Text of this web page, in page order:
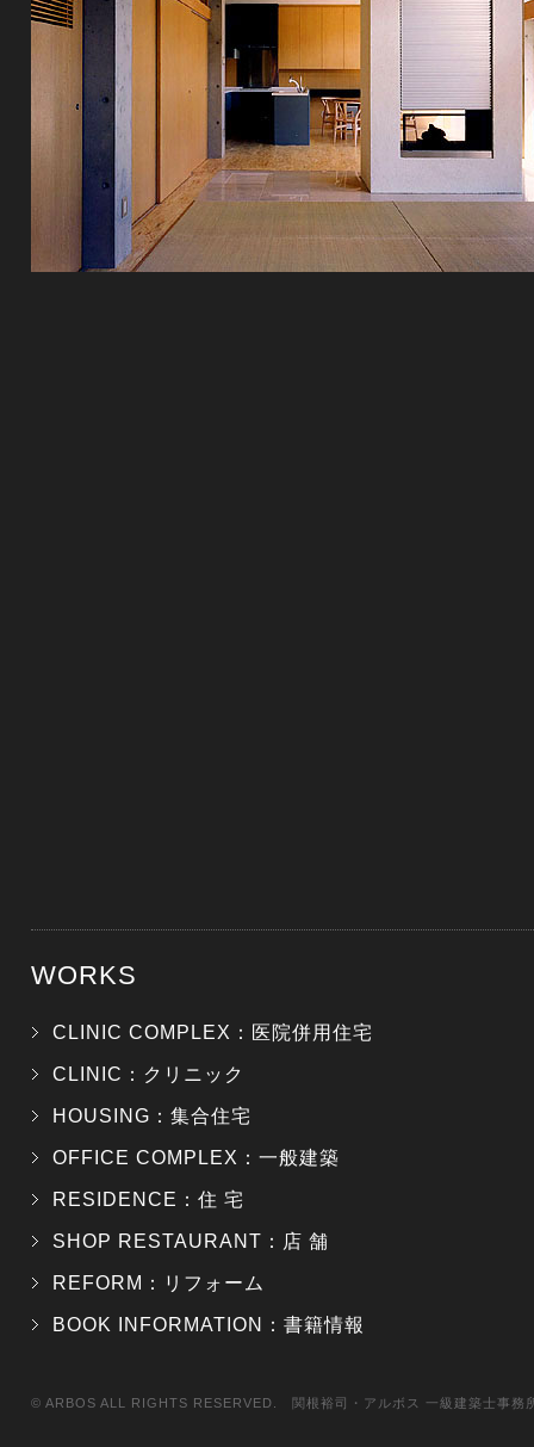
WORKS
CLINIC COMPLEX：医院併用住宅
CLINIC：クリニック
HOUSING：集合住宅
OFFICE COMPLEX：一般建築
RESIDENCE：住 宅
SHOP RESTAURANT：店 舗
REFORM：リフォーム
BOOK INFORMATION：書籍情報
© ARBOS ALL RIGHTS RESERVED. 関根裕司・アルボス 一級建築士事務